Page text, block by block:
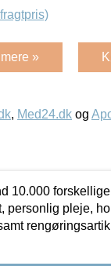
»
, Med24.dk og
10.000
personlig pleje,